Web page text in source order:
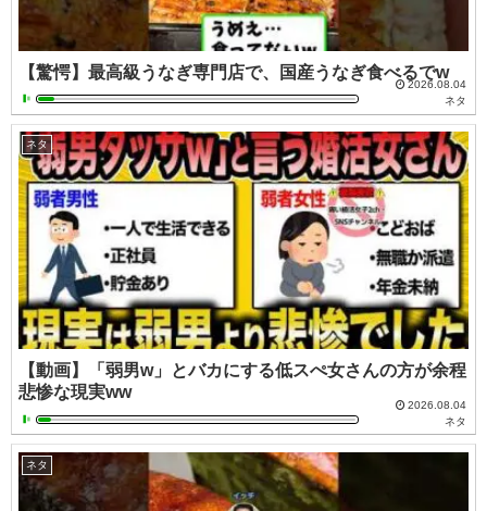
【驚愕】最高級うなぎ専門店で、国産うなぎ食べるでw
2026.08.04
ネタ
ネタ
【動画】「弱男w」とバカにする低スぺ女さんの方が余程
悲惨な現実ww
2026.08.04
ネタ
ネタ